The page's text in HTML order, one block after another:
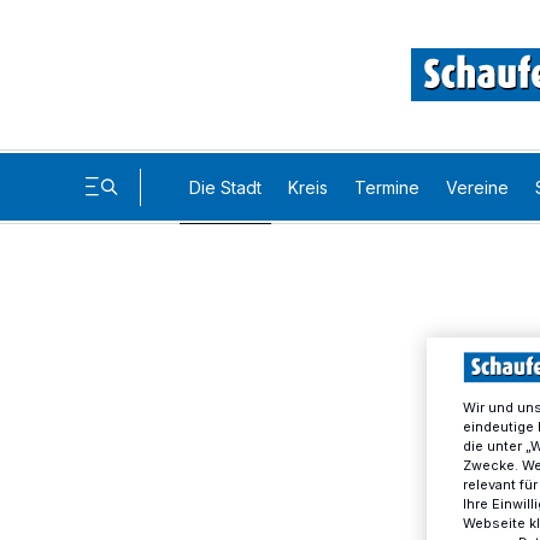
Die Stadt Kreis Termine Vereine
Wir und
eindeutige
die unter
Zwecke.
relevant
Ihre
Webseite